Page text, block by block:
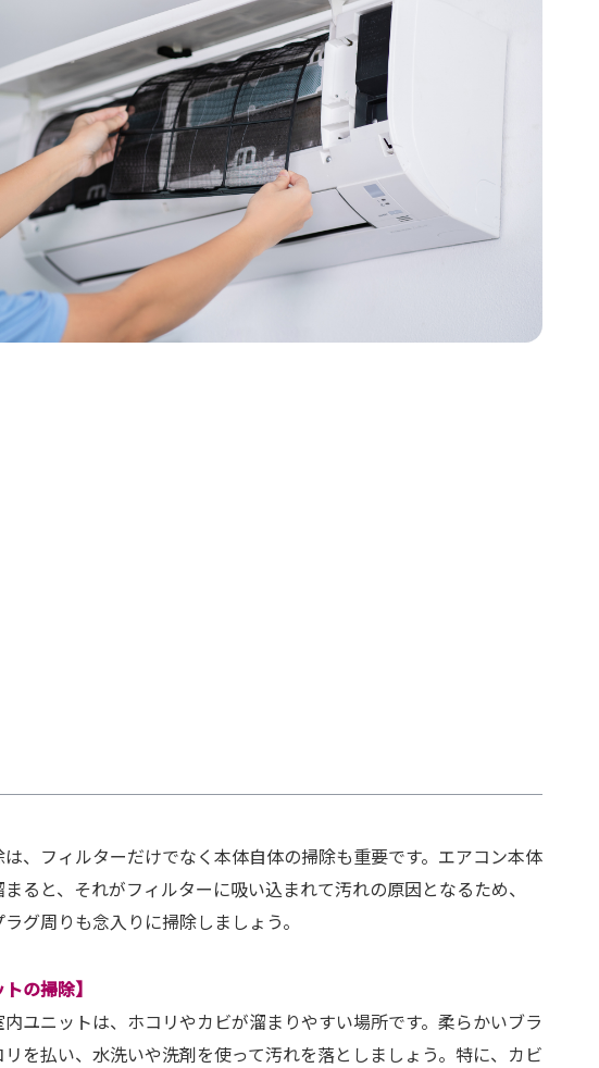
、フィルターだけでなく本体自体の掃除も重要です。エアコン本体
ると、それがフィルターに吸い込まれて汚れの原因となるため、
グ周りも念入りに掃除しましょう。
の掃除】
ユニットは、ホコリやカビが溜まりやすい場所です。柔らかいブラ
リを払い、水洗いや洗剤を使って汚れを落としましょう。特に、カビ